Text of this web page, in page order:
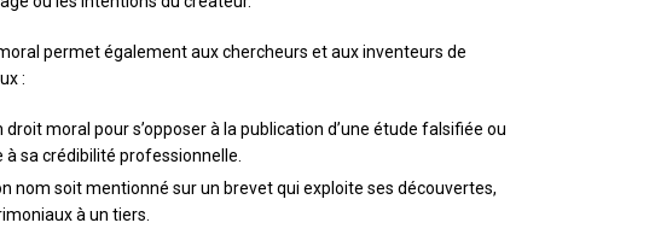
permet également aux chercheurs et aux inventeurs de
:
moral pour s’opposer à la publication d’une étude falsifiée ou
sa crédibilité professionnelle.
nom soit mentionné sur un brevet qui exploite ses découvertes,
à un tiers.